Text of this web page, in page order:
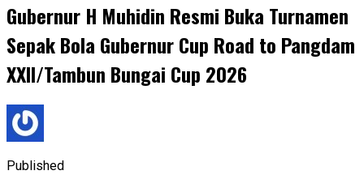
Gubernur H Muhidin Resmi Buka Turnamen
Sepak Bola Gubernur Cup Road to Pangdam
XXII/Tambun Bungai Cup 2026
Published